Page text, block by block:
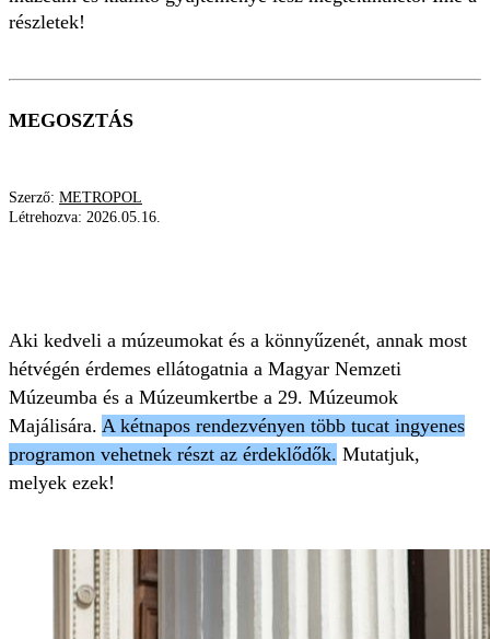
részletek!
MEGOSZTÁS
Szerző: METROPOL
Létrehozva: 2026.05.16.
Aki kedveli a múzeumokat és a könnyűzenét, annak most
hétvégén érdemes ellátogatnia a Magyar Nemzeti
Múzeumba és a Múzeumkertbe a 29. Múzeumok
Majálisára. A kétnapos rendezvényen több tucat ingyenes
programon vehetnek részt az érdeklődők. Mutatjuk,
melyek ezek!